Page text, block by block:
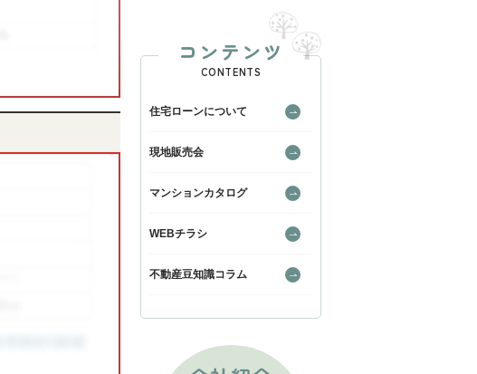
コンテンツ
CONTENTS
住宅ローンについて
現地販売会
マンションカタログ
WEBチラシ
不動産豆知識コラム